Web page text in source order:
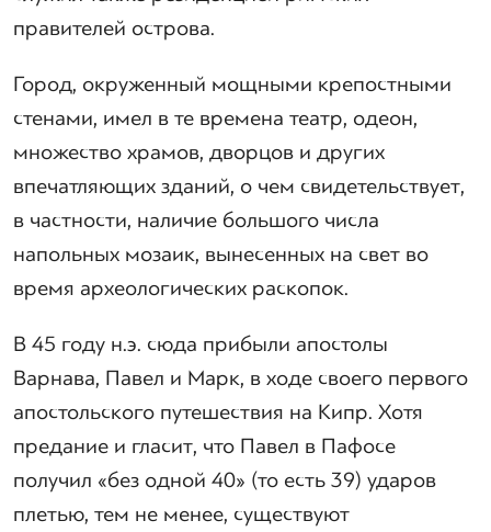
правителей острова.
Город, окруженный мощными крепостными
стенами, имел в те времена театр, одеон,
множество храмов, дворцов и других
впечатляющих зданий, о чем свидетельствует,
в частности, наличие большого числа
напольных мозаик, вынесенных на свет во
время археологических раскопок.
В 45 году н.э. сюда прибыли апостолы
Варнава, Павел и Марк, в ходе своего первого
апостольского путешествия на Кипр. Хотя
предание и гласит, что Павел в Пафосе
получил «без одной 40» (то есть 39) ударов
плетью, тем не менее, существуют